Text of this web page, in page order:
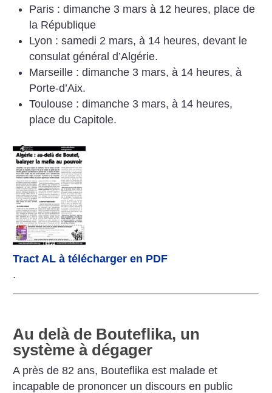
Paris : dimanche 3 mars à 12 heures, place de
la République
Lyon : samedi 2 mars, à 14 heures, devant le
consulat général d’Algérie.
Marseille : dimanche 3 mars, à 14 heures, à
Porte-d’Aix.
Toulouse : dimanche 3 mars, à 14 heures,
place du Capitole.
Tract AL à télécharger en PDF
.
Au delà de Bouteflika, un
système à dégager
A près de 82 ans, Bouteflika est malade et
incapable de prononcer un discours en public